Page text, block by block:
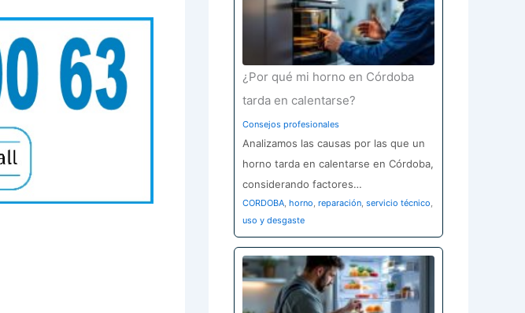
¿Por qué mi horno en Córdoba
tarda en calentarse?
Consejos profesionales
Analizamos las causas por las que un
horno tarda en calentarse en Córdoba,
considerando factores…
CORDOBA, horno, reparación, servicio técnico,
uso y desgaste